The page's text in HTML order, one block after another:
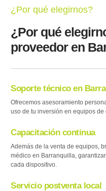
¿Por qué elegirnos?
¿Por qué
proveedor en
Soporte técnico en
Ofrecemos asesoramiento
uso de tu inversión en equipos de
Capacitación continua
Además de la venta de equipos,
médico en Barranquilla,
cada dispositivo.
Servicio postventa local